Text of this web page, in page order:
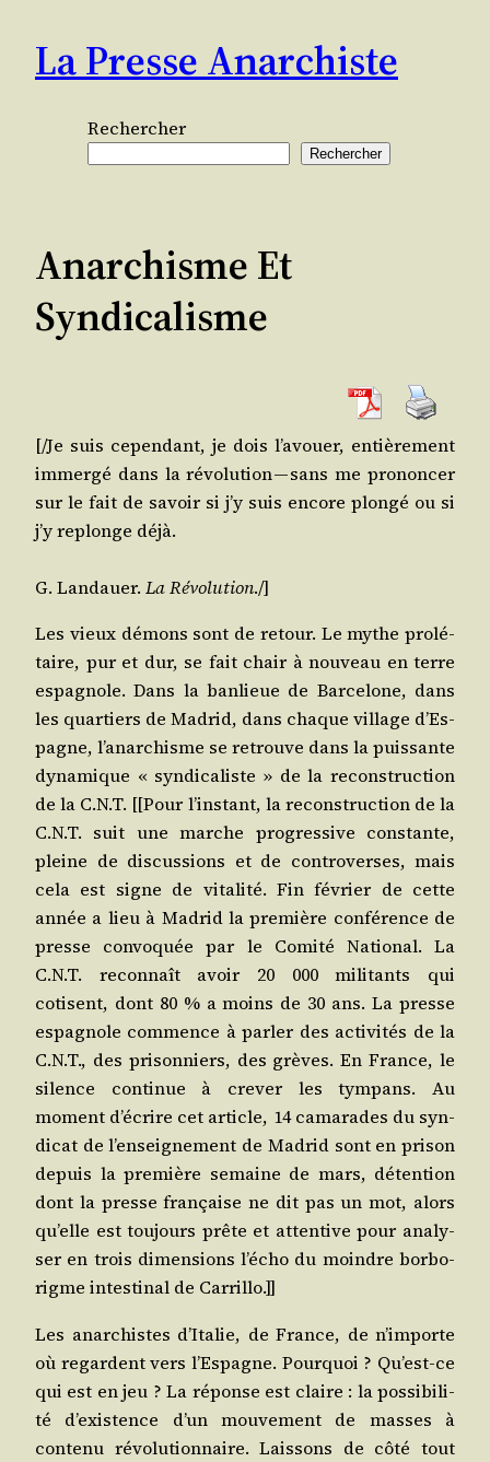
contenu
La Presse Anarchiste
Rechercher
Rechercher
Anarchisme Et
Syndicalisme
[/​Je suis cepen­dant, je dois l’a­vouer, entiè­re­ment
immer­gé dans la révo­lu­tion — sans me pro­non­cer
sur le fait de savoir si j’y suis encore plon­gé ou si
j’y replonge déjà.
G. Lan­dauer. La Révo­lu­tion./​]
Les vieux démons sont de retour. Le mythe pro­lé­
taire, pur et dur, se fait chair à nou­veau en terre
espa­gnole. Dans la ban­lieue de Bar­ce­lone, dans
les quar­tiers de Madrid, dans chaque vil­lage d’Es­
pagne, l’a­nar­chisme se retrouve dans la puis­sante
dyna­mique « syn­di­ca­liste » de la recons­truc­tion
de la C.N.T. [[Pour l’ins­tant, la recons­truc­tion de la
C.N.T. suit une marche pro­gres­sive constante,
pleine de dis­cus­sions et de contro­verses, mais
cela est signe de vita­li­té. Fin février de cette
année a lieu à Madrid la pre­mière confé­rence de
presse convo­quée par le Comi­té Natio­nal. La
C.N.T. recon­naît avoir 20 000 mili­tants qui
cotisent, dont 80 % a moins de 30 ans. La presse
espa­gnole com­mence à par­ler des acti­vi­tés de la
C.N.T., des pri­son­niers, des grèves. En France, le
silence conti­nue à cre­ver les tym­pans. Au
moment d’é­crire cet article, 14 cama­rades du syn­
di­cat de l’en­sei­gne­ment de Madrid sont en pri­son
depuis la pre­mière semaine de mars, déten­tion
dont la presse fran­çaise ne dit pas un mot, alors
qu’elle est tou­jours prête et atten­tive pour ana­ly­
ser en trois dimen­sions l’é­cho du moindre bor­bo­
rigme intes­ti­nal de Carrillo.]]
Les anar­chistes d’I­ta­lie, de France, de n’im­porte
où regardent vers l’Es­pagne. Pour­quoi ? Qu’est-ce
qui est en jeu ? La réponse est claire : la pos­si­bi­li­
té d’exis­tence d’un mou­ve­ment de masses à
conte­nu révo­lu­tion­naire. Lais­sons de côté tout